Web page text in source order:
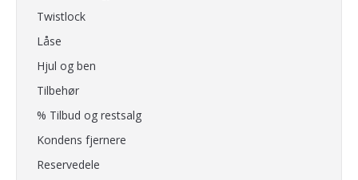
Twistlock
Låse
Hjul og ben
Tilbehør
% Tilbud og restsalg
Kondens fjernere
Reservedele